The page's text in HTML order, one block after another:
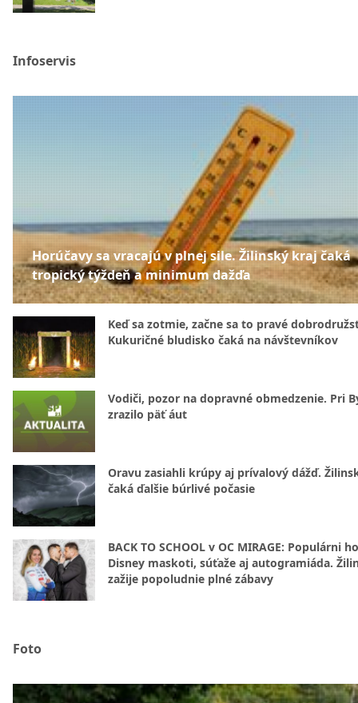
Infoservis
Horúčavy sa vracajú v plnej sile. Žilinský kraj čaká
tropický týždeň a minimum dažďa
Keď sa zotmie, začne sa to pravé
Kukuričné bludisko čaká na návštevníkov
Vodiči, pozor na dopravné obmedzenie. Pri
zrazilo päť áut
Oravu zasiahli krúpy aj prívalový dážď.
čaká ďalšie búrlivé počasie
BACK TO SCHOOL v OC MIRAGE: Populárni
Disney maskoti, súťaže aj autogramiáda.
zažije popoludnie plné zábavy
Foto